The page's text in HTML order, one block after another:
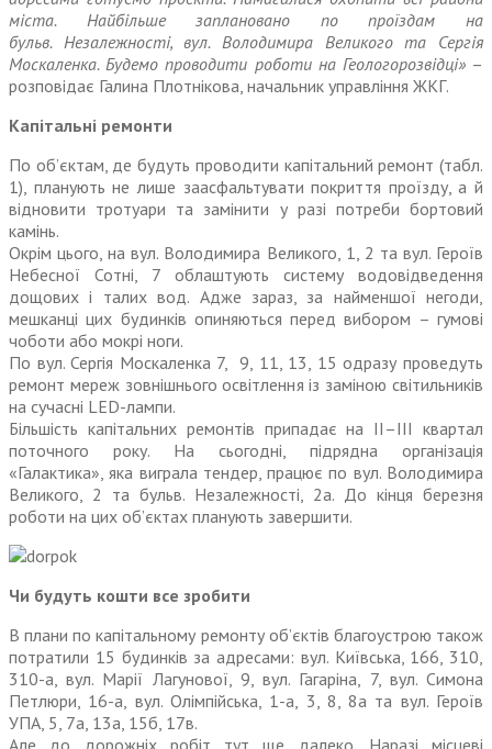
міста. Найбільше заплановано по проїздам на
бульв. Незалежності, вул. Володимира Великого та Сергія
Москаленка. Будемо проводити роботи на Геологорозвідці»–
розповідає Галина Плотнікова, начальник управління ЖКГ.
Капітальні ремонти
По об’єктам, де будуть проводити капітальний ремонт (табл.
1), планують не лише заасфальтувати покриття проїзду, а й
відновити тротуари та замінити у разі потреби бортовий
камінь.
Окрім цього, на вул. Володимира Великого, 1, 2 та вул. Героїв
Небесної Сотні, 7 облаштують систему водовідведення
дощових і талих вод. Адже зараз, за найменшої негоди,
мешканці цих будинків опиняються перед вибором – гумові
чоботи або мокрі ноги.
По вул. Сергія Москаленка 7, 9, 11, 13, 15 одразу проведуть
ремонт мереж зовнішнього освітлення із заміною світильників
на сучасні LED-лампи.
Більшість капітальних ремонтів припадає на ІІ–ІІІ квартал
поточного року. На сьогодні, підрядна організація
«Галактика», яка виграла тендер, працює по вул. Володимира
Великого, 2 та бульв. Незалежності, 2а. До кінця березня
роботи на цих об’єктах планують завершити.
Чи будуть кошти все зробити
В плани по капітальному ремонту об’єктів благоустрою також
потратили 15 будинків за адресами: вул. Київська, 166, 310,
310-а, вул. Марії Лагунової, 9, вул. Гагаріна, 7, вул. Симона
Петлюри, 16-а, вул. Олімпійська, 1-а, 3, 8, 8а та вул. Героїв
УПА, 5, 7а, 13а, 15б, 17в.